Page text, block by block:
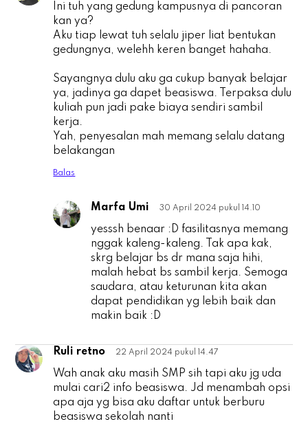
Ini tuh yang gedung kampusnya di pancoran
kan ya?
Aku tiap lewat tuh selalu jiper liat bentukan
gedungnya, welehh keren banget hahaha.
Sayangnya dulu aku ga cukup banyak belajar
ya, jadinya ga dapet beasiswa. Terpaksa dulu
kuliah pun jadi pake biaya sendiri sambil
kerja.
Yah, penyesalan mah memang selalu datang
belakangan
Balas
F Marfa Umi 30 April 2024 pukul 14.10
yesssh benaar :D fasilitasnya memang
nggak kaleng-kaleng. Tak apa kak,
skrg belajar bs dr mana saja hihi,
malah hebat bs sambil kerja. Semoga
saudara, atau keturunan kita akan
dapat pendidikan yg lebih baik dan
makin baik :D
R Ruli retno 22 April 2024 pukul 14.47
Wah anak aku masih SMP sih tapi aku jg uda
mulai cari2 info beasiswa. Jd menambah opsi
apa aja yg bisa aku daftar untuk berburu
beasiswa sekolah nanti